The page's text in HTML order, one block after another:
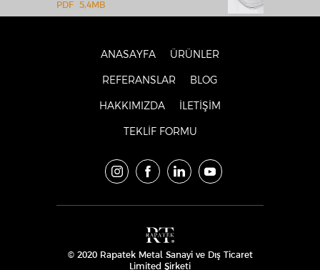
PDF 5,4MB
ANASAYFA ÜRÜNLER
REFERANSLAR BLOG
HAKKIMIZDA İLETİŞİM
TEKLİF FORMU
© 2020 Rapatek Metal Sanayi ve Dış Ticaret
Limited Şirketi